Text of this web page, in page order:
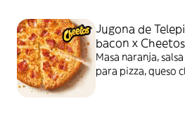
Jugona de
bacon x Cheetos
Masa naranja,
para pizza, queso